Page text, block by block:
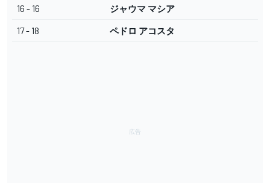
16 - 16 ジャウマ マシア
17 - 18 ペドロ アコスタ